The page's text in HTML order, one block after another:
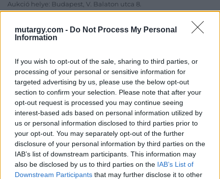
mutargy.com - Do Not Process My Personal
Information
If you wish to opt-out of the sale, sharing to third parties, or
processing of your personal or sensitive information for
targeted advertising by us, please use the below opt-out
section to confirm your selection. Please note that after your
opt-out request is processed you may continue seeing
interest-based ads based on personal information utilized by
us or personal information disclosed to third parties prior to
your opt-out. You may separately opt-out of the further
disclosure of your personal information by third parties on the
IAB’s list of downstream participants. This information may
also be disclosed by us to third parties on the IAB’s List of
Downstream Participants that may further disclose it to other
Aukció helye: Budapest, V. Balaton utca 8.
Eladó:
Nagyházi Galéria és
Cím: Müller Márta
Nagyházi Galéria és Aukciósház
Kft.
1055 Budapest, Balaton utca 8.
Telefon: +361 475 6000 +361
4756005
Weboldal:
http://www.nagyhazi.hu